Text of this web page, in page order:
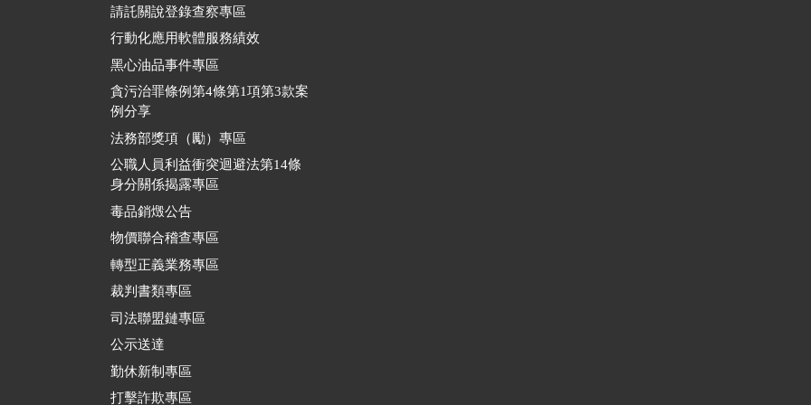
請託關說登錄查察專區
行動化應用軟體服務績效
黑心油品事件專區
貪污治罪條例第4條第1項第3款案
例分享
法務部獎項（勵）專區
公職人員利益衝突迴避法第14條
身分關係揭露專區
毒品銷燬公告
物價聯合稽查專區
轉型正義業務專區
裁判書類專區
司法聯盟鏈專區
公示送達
勤休新制專區
打擊詐欺專區